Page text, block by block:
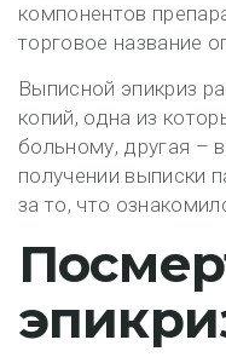
компонентов
торговое название
Выписной эпикриз
копий, одна из
больному, другая –
получении выписки
за то, что